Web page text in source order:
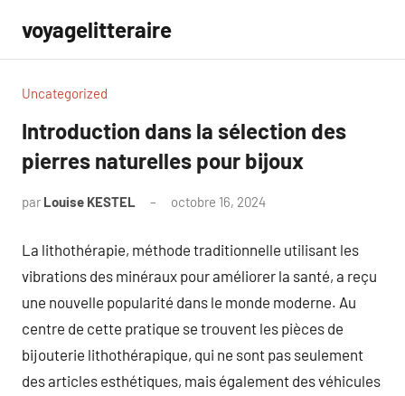
contenu
voyagelitteraire
Uncategorized
Introduction dans la sélection des
pierres naturelles pour bijoux
par Louise KESTEL octobre 16, 2024
La lithothérapie, méthode traditionnelle utilisant les
vibrations des minéraux pour améliorer la santé, a reçu
une nouvelle popularité dans le monde moderne. Au
centre de cette pratique se trouvent les pièces de
bijouterie lithothérapique, qui ne sont pas seulement
des articles esthétiques, mais également des véhicules